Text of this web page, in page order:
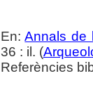
En:Annals de
36 : il. (
Referències